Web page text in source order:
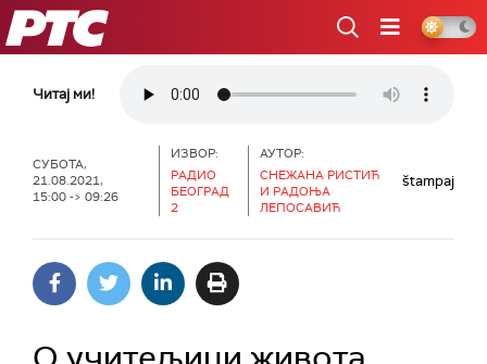
РТС
Читај ми!
СУБОТА,
21.08.2021,
15:00 -> 09:26
ИЗВОР:
РАДИО
БЕОГРАД
2
АУТОР:
СНЕЖАНА РИСТИЋ
И РАДОЊА
ЛЕПОСАВИЋ
štampaj